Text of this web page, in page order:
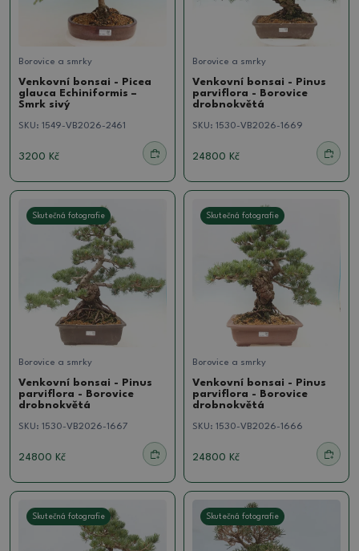
Borovice a smrky
Venkovní bonsai - Picea
glauca Echiniformis –
Smrk sivý
SKU: 1549-VB2026-2461
3200 Kč
Borovice a smrky
Venkovní bonsai - Pinus
parviflora - Borovice
drobnokvětá
SKU: 1530-VB2026-1669
24800 Kč
Skutečná fotografie
Borovice a smrky
Venkovní bonsai - Pinus
parviflora - Borovice
drobnokvětá
SKU: 1530-VB2026-1667
24800 Kč
Skutečná fotografie
Borovice a smrky
Venkovní bonsai - Pinus
parviflora - Borovice
drobnokvětá
SKU: 1530-VB2026-1666
24800 Kč
Skutečná fotografie Skutečná fotografie